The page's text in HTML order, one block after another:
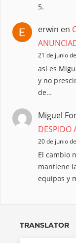
5.
erwin en
21 de junio
así es
y no
de…
Miguel
DESPIDO
20 de junio
El cambio
mantiene
equipos y
TRANSLATOR